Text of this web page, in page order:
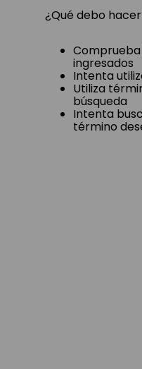
¿Qué debo
ingresados
Intenta
Utiliza
búsqueda
Intenta
término